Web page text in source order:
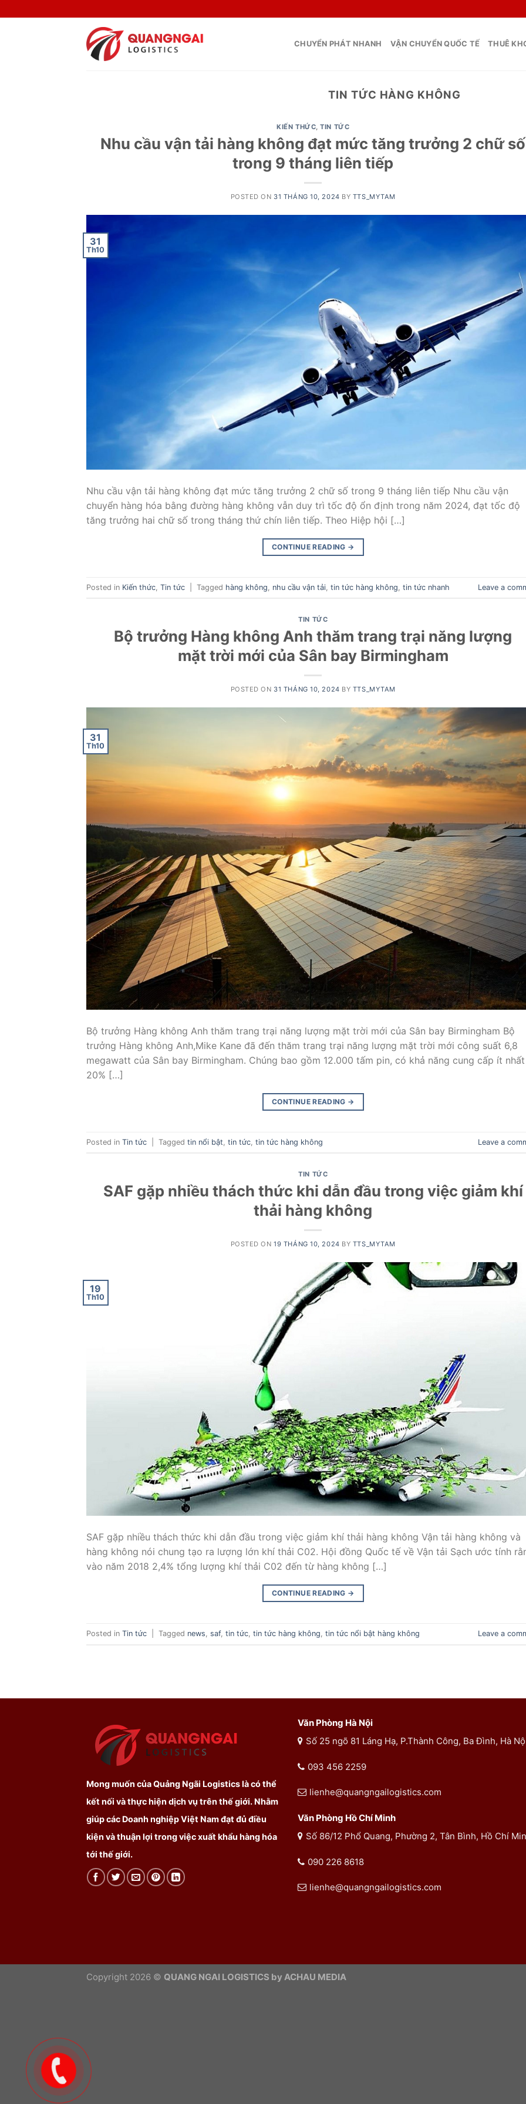
to
CHUYỂN PHÁT NHANH VẬN CHUYỂN QUỐC TẾ THUÊ
TIN TỨC HÀNG KHÔNG
KIẾN THỨC,TIN TỨC
Nhu cầu vận tải hàng không đạt mức tăng trưởng 2 chữ số
trong 9 tháng liên tiếp
POSTED ON 31 THÁNG 10, 2024 BY TTS_MYTAM
31
Th10
Nhu cầu vận tải hàng không đạt mức tăng trưởng 2 chữ số trong 9 tháng liên tiếp Nhu cầu vận
chuyển hàng hóa bằng đường hàng không vẫn duy trì tốc độ ổn định trong năm 2024, đạt tốc độ
tăng trưởng hai chữ số trong tháng thứ chín liên tiếp. Theo Hiệp hội […]
CONTINUE READING →
Posted in Kiến thức Tin tức Tagged hàng không nhu cầu vận tải tin tức hàng không tin tức nhanh Leave a
TIN TỨC
Bộ trưởng Hàng không Anh thăm trang trại năng lượng
mặt trời mới của Sân bay Birmingham
POSTED ON 31 THÁNG 10, 2024 BY TTS_MYTAM
31
Th10
Bộ trưởng Hàng không Anh thăm trang trại năng lượng mặt trời mới của Sân bay Birmingham Bộ
trưởng Hàng không Anh,Mike Kane đã đến thăm trang trại năng lượng mặt trời mới công suất 6,8
megawatt của Sân bay Birmingham. Chúng bao gồm 12.000 tấm pin, có khả năng cung cấp ít nhất
20% […]
CONTINUE READING →
Posted in Tin tức Tagged tin nổi bật tin tức tin tức hàng không Leave a
TIN TỨC
SAF gặp nhiều thách thức khi dẫn đầu trong việc giảm khí
thải hàng không
POSTED ON19 THÁNG 10, 2024 BY TTS_MYTAM
19
Th10
SAF gặp nhiều thách thức khi dẫn đầu trong việc giảm khí thải hàng không Vận tải hàng không và
hàng không nói chung tạo ra lượng lớn khí thải C02. Hội đồng Quốc tế về Vận tải Sạch ước tính
vào năm 2018 2,4% tổng lượng khí thải C02 đến từ hàng không […]
CONTINUE READING →
Posted in Tin tức Tagged news saf, tin tức tin tức hàng không tin tức nổi bật hàng không Leave a
Mong muốn của Quảng Ngãi Logistics là có thể
kết nối và thực hiện dịch vụ trên thế giới. Nhằm
giúp các Doanh nghiệp Việt Nam đạt đủ điều
kiện và thuận lợi trong việc xuất khẩu hàng hóa
tới thế giới.
Văn Phòng Hà Nội
Số 25 ngõ 81 Láng Hạ, P.Thành Công, Ba Đình, Hà
093 456 2259
lienhe@quangngailogistics.com
Văn Phòng Hồ Chí Minh
Số 86/12 Phổ Quang, Phường 2, Tân Bình, Hồ Chí
090 226 8618
lienhe@quangngailogistics.com
Copyright 2026 © QUANG NGAI LOGISTICS by ACHAU MEDIA